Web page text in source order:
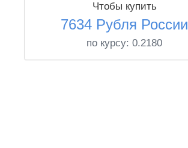
Чтобы купить
7634 Рубля России
по курсу: 0.2180